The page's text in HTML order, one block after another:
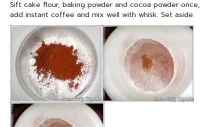
Sift cake flour, baking powder and cocoa powder once,
add instant coffee and mix well with whisk. Set aside.